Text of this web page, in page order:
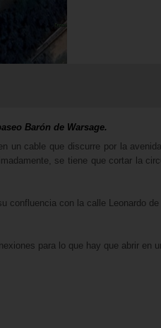
Barón de Warsage.
un cable que discurre por la
se tiene que cortar la
confluencia con la calle Leonardo de
para lo que hay que abrir en